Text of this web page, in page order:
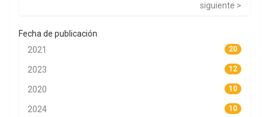
siguiente >
Fecha de publicación
20
2021
12
2023
10
2020
10
2024